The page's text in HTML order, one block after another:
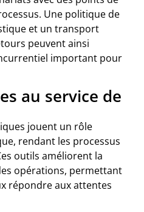
Une politique de
et un transport
peuvent ainsi
important pour
au service de
jouent un rôle
rendant les processus
outils améliorent la
opérations, permettant
répondre aux attentes